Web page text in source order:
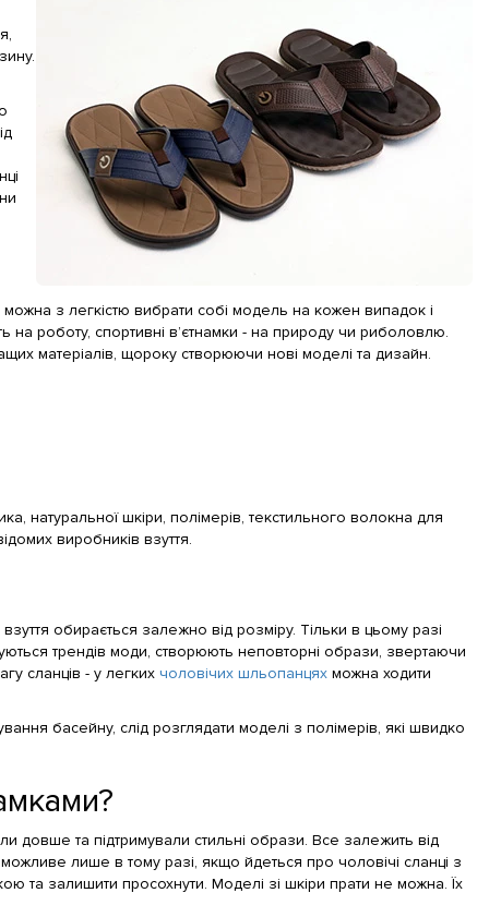
з легкістю вибрати собі модель на кожен випадок і
на роботу, спортивні в’єтнамки - на природу чи риболовлю.
матеріалів, щороку створюючи нові моделі та дизайн.
натуральної шкіри, полімерів, текстильного волокна для
виробників взуття.
обирається залежно від розміру. Тільки в цьому разі
трендів моди, створюють неповторні образи, звертаючи
сланців - у легких чоловічих шльопанцяхможна ходити
басейну, слід розглядати моделі з полімерів, які швидко
та підтримували стильні образи. Все залежить від
лише в тому разі, якщо йдеться про чоловічі сланці з
та залишити просохнути. Моделі зі шкіри прати не можна. Їх